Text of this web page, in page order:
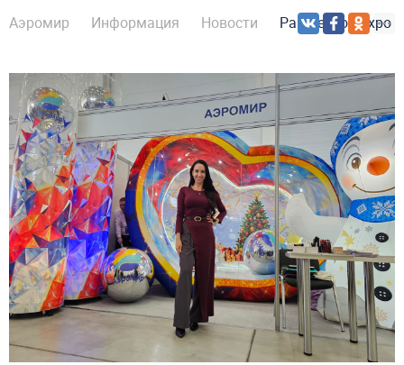
Аэромир Информация Новости ParkSeason Expo